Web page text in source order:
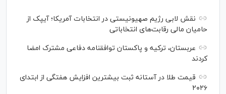
نقش لابی رژیم صهیونیستی در انتخابات آمریکا؛ آیپک از
حامیان مالی رقابت‌های انتخاباتی
عربستان، ترکیه و پاکستان توافقنامه دفاعی مشترک امضا
کردند
قیمت طلا در آستانه ثبت بیشترین افزایش هفتگی از ابتدای
۲۰۲۶